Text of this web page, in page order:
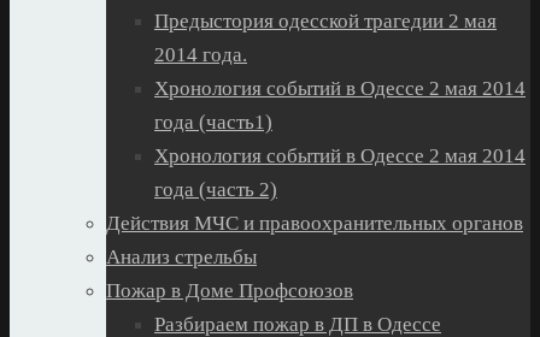
Предыстория одесской трагедии 2 мая
2014 года.
Хронология событий в Одессе 2 мая 2014
года (часть1)
Хронология событий в Одессе 2 мая 2014
года (часть 2)
Действия МЧС и правоохранительных органов
Анализ стрельбы
Пожар в Доме Профсоюзов
Разбираем пожар в ДП в Одессе